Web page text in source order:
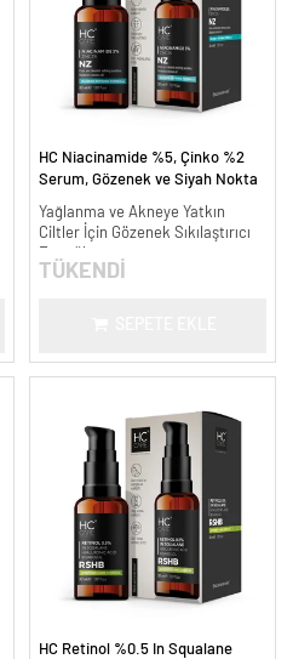
HC Niacinamide %5, Çinko %2
Serum, Gözenek ve Siyah Nokta
30 ml.
Yağlanma ve Akneye Yatkın
Ciltler İçin Gözenek Sıkılaştırıcı
TÜKENDİ
HC Retinol %0.5 In Squalane